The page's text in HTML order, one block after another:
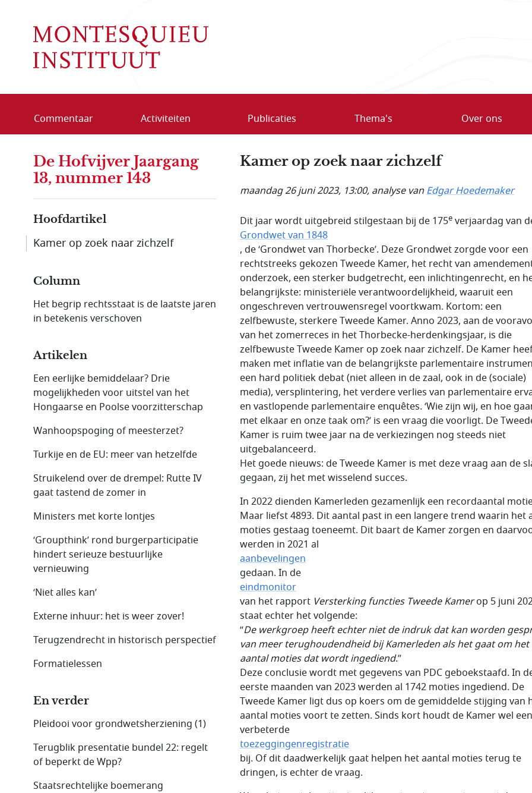
Commentaar Activiteiten Publicaties Thema's Over ons
Kamer op zoek naar zichzelf
maandag 26 juni 2023, 13:00, analyse vanEdgar Hoedemaker
Dit jaar wordt uitgebreid stilgestaan bij de 175e verjaardag van
Grondwet van 1848
, de ‘Grondwet van Thorbecke’. Deze Grondwet zorgde voor een
rechtstreeks gekozen Tweede Kamer, het recht van
onderzoek, een sterker budgetrecht, een inlichtingenrecht, en
belangrijkste: ministeriële verantwoordelijkheid, waaruit een
ongeschreven vertrouwensregel voortkwam. Kortom: een
zelfbewuste, sterkere Tweede Kamer. Anno 2023, aan de
van het zomerreces in het Thorbecke-herdenkingsjaar, is die
zelfbewuste Tweede Kamer op zoek naar zichzelf. De Kamer
maken met inflatie van de belangrijkste parlementaire
een hard politiek debat (niet alleen in de zaal, ook in de (sociale)
media), versplintering, het verdere verlies van parlementaire
en vastlopende parlementaire enquêtes. ‘Wie zijn wij, en hoe
met elkaar en onze taak om?’ is een vraag die voorligt. De
Kamer is ruim twee jaar na de verkiezingen nog steeds niet
uitgebalanceerd.
Het goede nieuws: de Tweede Kamer is met deze vraag aan de
gegaan, zij het met wisselend succes.
In 2022 dienden Kamerleden gezamenlijk een recordaantal
Maar liefst 4893. Dit aantal past in een langere trend waarin het
moties gestaag toeneemt. Dit baart de Kamer zorgen en
werden in 2021 al
aanbevelingen
gedaan. In de
eindmonitor
van het rapport Versterking functies Tweede Kamerop 5 juni
staat echter het volgende:
“De werkgroep heeft echter niet de indruk dat kan worden
van meer terughoudendheid bij Kamerleden als het gaat om het
aantal moties dat wordt ingediend.”
Deze conclusie wordt met gegevens van PDC geboekstaafd. In
eerste maanden van 2023 werden al 1742 moties ingediend. De
Tweede Kamer ligt dus op koers om de gemiddelde stijging van
aantal moties voort te zetten. Sinds kort houdt de Kamer wel een
verbeterde
toezeggingenregistratie
bij. Of dit daadwerkelijk gaat helpen het aantal moties terug te
dringen, is echter de vraag.
De Hofvijver Jaargang
13, nummer 143
Hoofdartikel
Kamer op zoek naar zichzelf
Column
Het begrip rechtsstaat is de laatste jaren
in betekenis verschoven
Artikelen
Een eerlijke bemiddelaar? Drie
mogelijkheden voor uitstel van het
Hongaarse en Poolse voorzitterschap
Wanhoopspoging of meesterzet?
Turkije en de EU: meer van hetzelfde
Struikelend over de drempel: Rutte IV
gaat tastend de zomer in
Ministers met korte lontjes
‘Groupthink’ rond burgerparticipatie
hindert serieuze bestuurlijke
vernieuwing
‘Niet alles kan’
Externe inhuur: het is weer zover!
Terugzendrecht in historisch perspectief
Formatielessen
En verder
Pleidooi voor grondwetsherziening (1)
Terugblik presentatie bundel 22: regelt
of beperkt de Wpp?
Staatsrechtelijke boemerang